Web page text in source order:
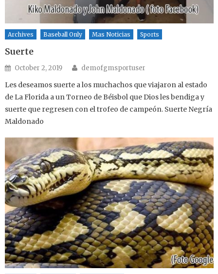
Archives Baseball Only Mas Noticias Sports
Suerte
Posted on
October 2, 2019 Author
demofgmsportuser
Les deseamos suerte a los muchachos que viajaron al estado
de La Florida a un Torneo de Béisbol que Dios les bendiga y
suerte que regresen con el trofeo de campeón. Suerte Negría
Maldonado